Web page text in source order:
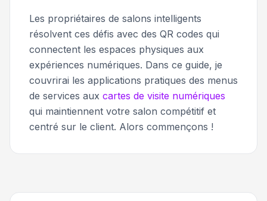
Les propriétaires de salons intelligents
résolvent ces défis avec des QR codes qui
connectent les espaces physiques aux
expériences numériques. Dans ce guide, je
couvrirai les applications pratiques des menus
de services aux cartes de visite numériques
qui maintiennent votre salon compétitif et
centré sur le client. Alors commençons !